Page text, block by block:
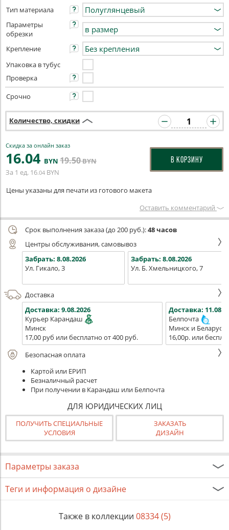
Тип материала
Параметры
обрезки
Крепление
Упаковка в тубус
Проверка
Срочно
Количество, скидки
Скидка за онлайн заказ
16.04 BYN 19.50BYN
За 1 ед. 16.04 BYN
В КОРЗИНУ
Цены указаны для печати из готового макета
Оставить комментарий
Срок выполнения заказа (до 200 руб.):48 часов
Центры обслуживания, самовывоз
Забрать: 8.08.2026
Ул. Гикало, 3
Забрать: 8.08.2026
Ул. Б. Хмельницкого, 7
Доставка
Доставка: 9.08.2026
Курьер Карандаш
Минск
17,00 руб или бесплатно от 400 руб.
Доставка:
Белпочта
Минск и Беларусь
16,00р. или
Безопасная оплата
Картой или ЕРИП
Безналичный расчет
При получении в Карандаш или Белпочта
ДЛЯ ЮРИДИЧЕСКИХ ЛИЦ
ПОЛУЧИТЬ СПЕЦИАЛЬНЫЕ
УСЛОВИЯ
ЗАКАЗАТЬ
ДИЗАЙН
Параметры заказа
Теги и информация о дизайне
Также в коллекции 08334 (5)